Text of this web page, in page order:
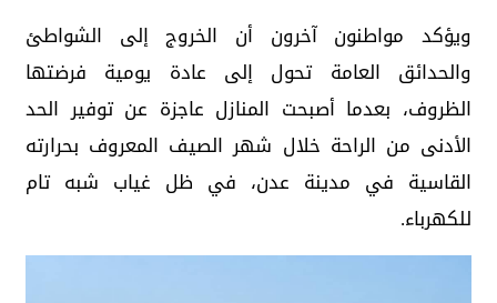
ويؤكد مواطنون آخرون أن الخروج إلى الشواطئ
والحدائق العامة تحول إلى عادة يومية فرضتها
الظروف، بعدما أصبحت المنازل عاجزة عن توفير الحد
الأدنى من الراحة خلال شهر الصيف المعروف بحرارته
القاسية في مدينة عدن، في ظل غياب شبه تام
للكهرباء.